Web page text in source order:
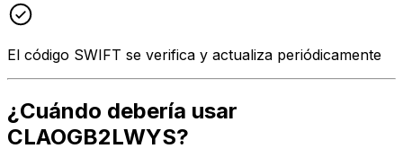
El código SWIFT se verifica y actualiza periódicamente
¿Cuándo debería usar
CLAOGB2LWYS?